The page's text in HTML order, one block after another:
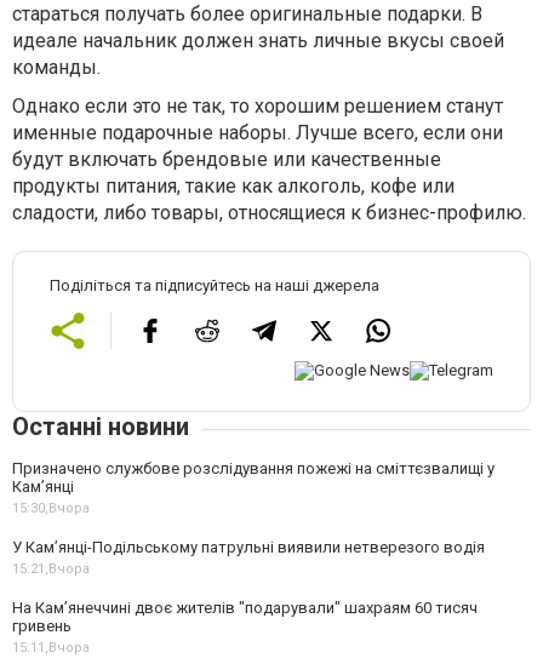
стараться получать более оригинальные подарки. В
идеале начальник должен знать личные вкусы своей
команды.
Однако если это не так, то хорошим решением станут
именные подарочные наборы. Лучше всего, если они
будут включать брендовые или качественные
продукты питания, такие как алкоголь, кофе или
сладости, либо товары, относящиеся к бизнес-профилю.
Поділіться та підписуйтесь на наші джерела
Останні новини
Призначено службове розслідування пожежі на сміттєзвалищі у
Кам’янці
15:30, Вчора
У Кам’янці-Подільському патрульні виявили нетверезого водія
15:21, Вчора
На Камʼянеччині двоє жителів "подарували" шахраям 60 тисяч
гривень
15:11, Вчора